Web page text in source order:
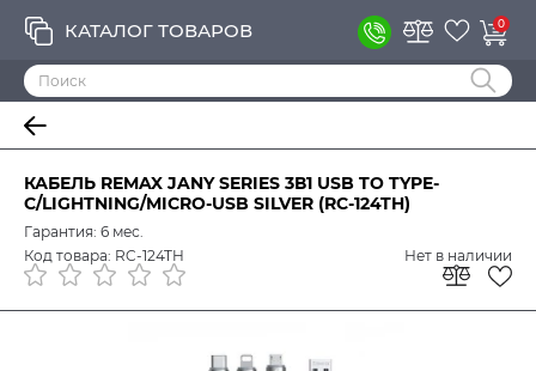
КАТАЛОГ ТОВАРОВ 0
КАБЕЛЬ REMAX JANY SERIES 3В1 USB TO TYPE-
C/LIGHTNING/MICRO-USB SILVER (RC-124TH)
Гарантия: 6 мес.
Код товара: RC-124TH
Нет в наличии